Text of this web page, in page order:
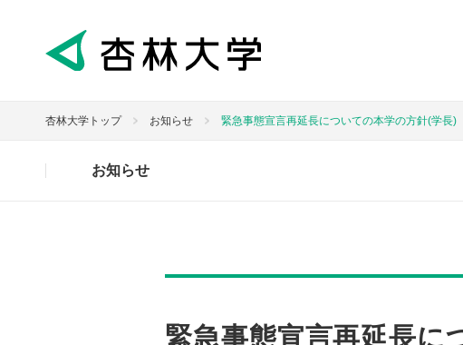
杏林大学トップ お知らせ 緊急事態宣言再延長についての本学の方針(学長)
お知らせ
緊急事態宣言再延長に